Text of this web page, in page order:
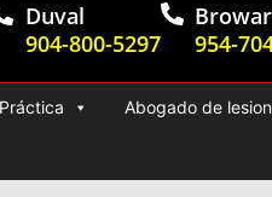
Duval
904-800-5297
954-
Abogado de